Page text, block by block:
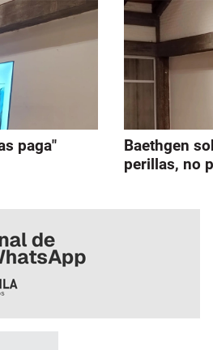
paga"
Baethgen
perillas, no